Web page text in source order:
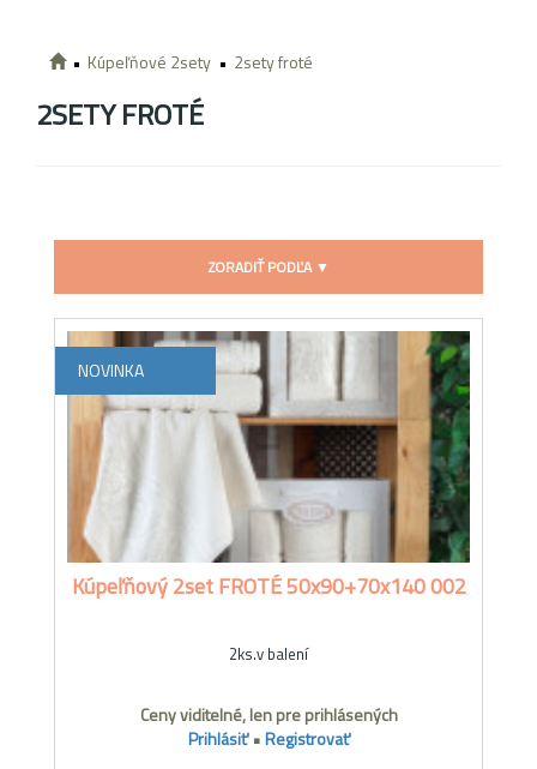
Kúpeľňové 2sety 2sety froté
2SETY FROTÉ
ZORADIŤ PODĽA ▼
NOVINKA
Kúpeľňový 2set FROTÉ 50x90+70x140 002
2ks.v balení
Ceny viditelné, len pre prihlásených
Prihlásiť•Registrovať